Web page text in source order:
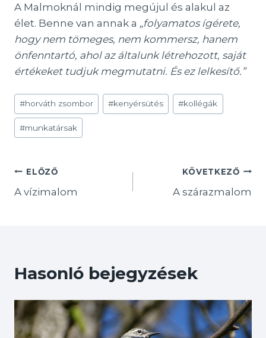
A Malmoknál mindig megújul és alakul az
élet. Benne van annak a „folyamatos ígérete,
hogy nem tömeges, nem kommersz, hanem
önfenntartó, ahol az általunk létrehozott, saját
értékeket tudjuk megmutatni. És ez lelkesítő.”
Post
Tags:
#horváth zsombor #kenyérsütés #kollégák
#munkatársak
Bejegyzés
navigáció
ELŐZŐ
A vízimalom
KÖVETKEZŐ
A szárazmalom
Hasonló bejegyzések